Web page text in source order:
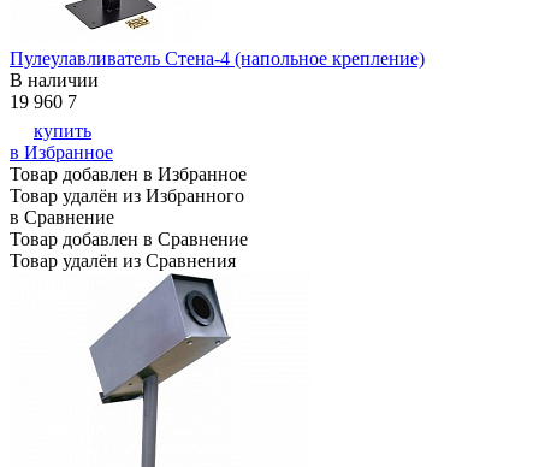
Пулеулавливатель Стена-4 (напольное крепление)
В наличии
19 960 7
купить
в Избранное
Товар добавлен в Избранное
Товар удалён из Избранного
в Сравнение
Товар добавлен в Сравнение
Товар удалён из Сравнения